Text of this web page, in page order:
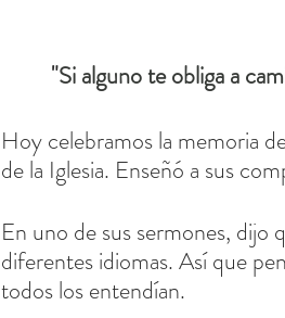
"Si alguno te obliga a
Hoy celebramos la memoria
de la Iglesia. Enseñó a sus
En uno de sus sermones, dijo
diferentes idiomas. Así que
todos los entendían.